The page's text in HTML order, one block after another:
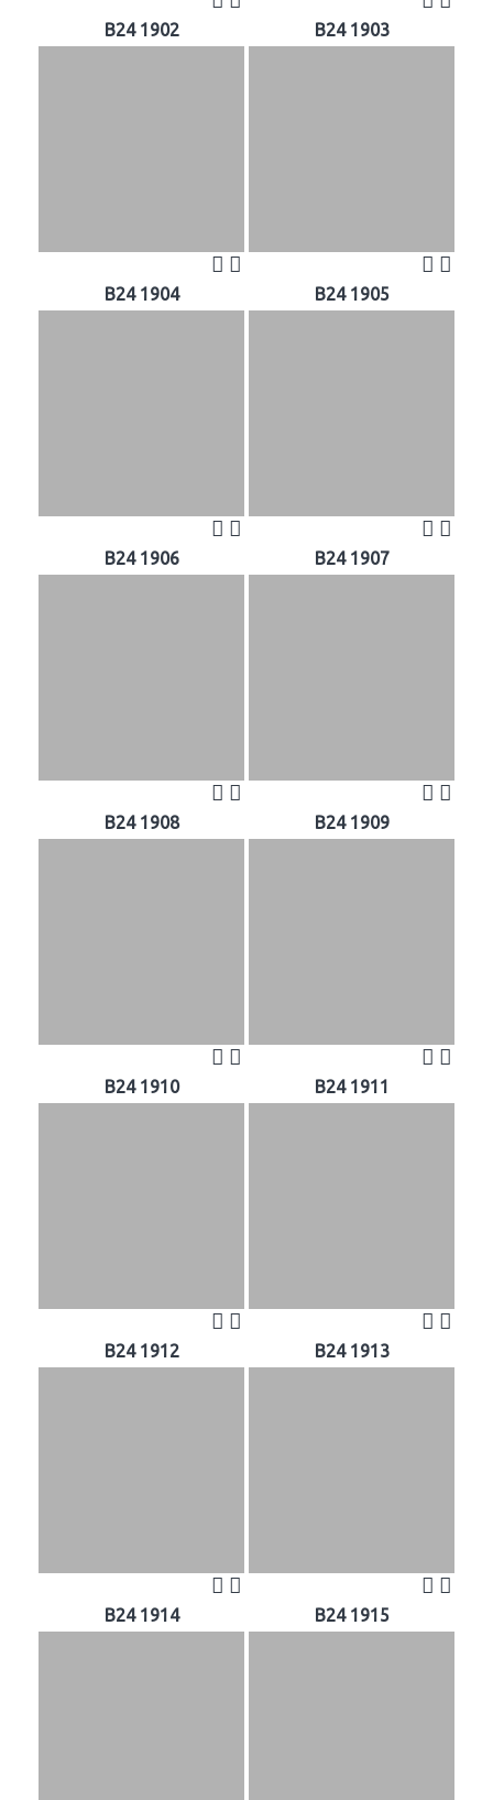
B24 1902 B24 1903
B24 1904 B24 1905
B24 1906 B24 1907
B24 1908 B24 1909
B24 1910 B24 1911
B24 1912 B24 1913
B24 1914 B24 1915